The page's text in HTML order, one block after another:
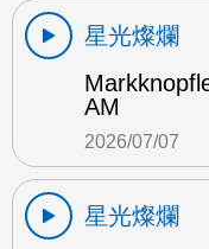
星光燦爛
AM
2026/07/07
星光燦爛